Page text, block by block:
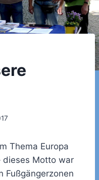
Thema Europa
dieses Motto war
Fußgängerzonen